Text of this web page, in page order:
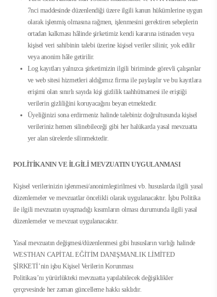
7nci maddesinde düzenlendiği üzere ilgili kanun hükümlerine uygun
olarak işlenmiş olmasına rağmen, işlenmesini gerektiren sebeplerin
ortadan kalkması hâlinde şirketimiz kendi kararına istinaden veya
kişisel veri sahibinin talebi üzerine kişisel veriler silinir, yok edilir
veya anonim hâle getirilir.
Log kayıtları yalnızca şirketimizin ilgili biriminde görevli çalışanlar
ve web sitesi hizmetleri aldığımız firma ile paylaşılır ve bu kayıtlara
erişimi olan sınırlı sayıda kişi gizlilik taahhütnamesi ile eriştiği
verilerin gizliliğini koruyacağını beyan etmektedir.
Üyeliğinizi sona erdirmeniz halinde talebiniz doğrultusunda kişisel
verileriniz hemen silinebileceği gibi her halükarda yasal mevzuatta
yer alan sürelerde silinmektedir.
POLİTİKANIN VE İLGİLİ MEVZUATIN UYGULANMASI
Kişisel verilerinizin işlenmesi/anonimleştirilmesi vb. hususlarda ilgili yasal
düzenlemeler ve mevzuatlar öncelikli olarak uygulanacaktır. İşbu Politika
ile ilgili mevzuatın uyuşmadığı kısımların olması durumunda ilgili yasal
düzenlemeler ve mevzuat uygulanacaktır.
Yasal mevzuatın değişmesi/düzenlenmesi gibi hususların varlığı halinde
WESTHAN CAPİTAL EĞİTİM DANIŞMANLIK LİMİTED
ŞİRKETİ’nin işbu Kişisel Verilerin Korunması
Politikası’nı yürürlükteki mevzuatta yapılabilecek değişiklikler
çerçevesinde her zaman güncelleme hakkı saklıdır.